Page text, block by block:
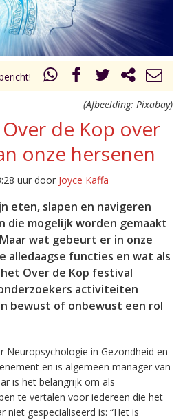
(Afbeelding: Pixabay)
de Kop over
onze hersenen
uur door Joyce Kaffa
eten, slapen en navigeren
die mogelijk worden gemaakt
wat gebeurt er in onze
alledaagse functies en wat als
Over de Kop festival
activiteiten
bewust of onbewust een rol
Neuropsychologie in Gezondheid en
en is algemeen manager van
is het belangrijk om als
te vertalen voor iedereen die het
niet gespecialiseerd is: “Het is